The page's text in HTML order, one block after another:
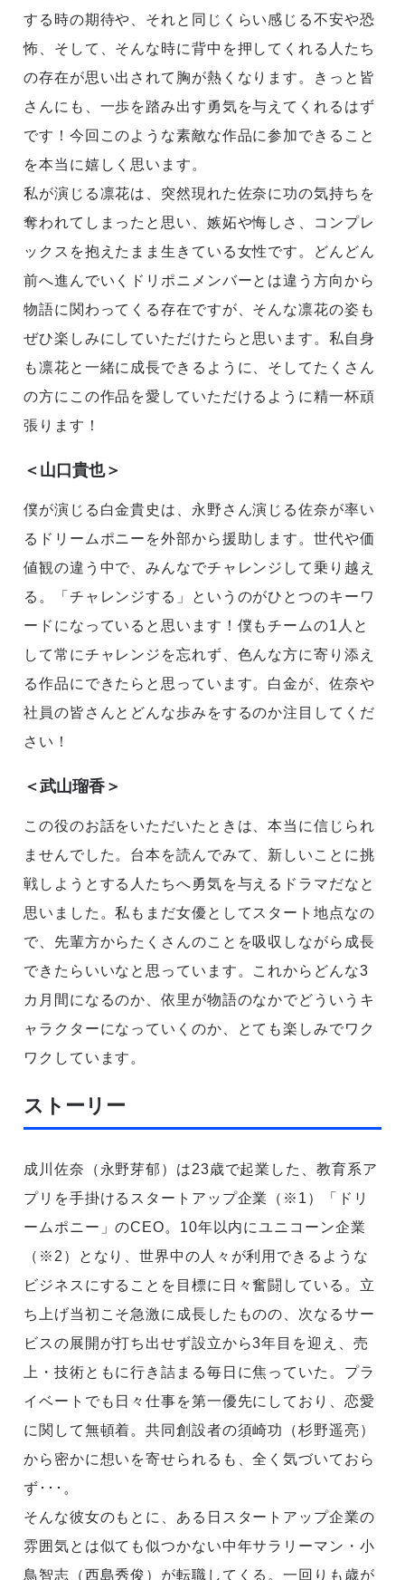
する時の期待や、それと同じくらい感じる不安や恐
怖、そして、そんな時に背中を押してくれる人たち
の存在が思い出されて胸が熱くなります。きっと皆
さんにも、一歩を踏み出す勇気を与えてくれるはず
です！今回このような素敵な作品に参加できること
を本当に嬉しく思います。
私が演じる凛花は、突然現れた佐奈に功の気持ちを
奪われてしまったと思い、嫉妬や悔しさ、コンプレ
ックスを抱えたまま生きている女性です。どんどん
前へ進んでいくドリポニメンバーとは違う方向から
物語に関わってくる存在ですが、そんな凛花の姿も
ぜひ楽しみにしていただけたらと思います。私自身
も凛花と一緒に成長できるように、そしてたくさん
の方にこの作品を愛していただけるように精一杯頑
張ります！
＜山口貴也＞
僕が演じる白金貴史は、永野さん演じる佐奈が率い
るドリームポニーを外部から援助します。世代や価
値観の違う中で、みんなでチャレンジして乗り越え
る。「チャレンジする」というのがひとつのキーワ
ードになっていると思います！僕もチームの1人と
して常にチャレンジを忘れず、色んな方に寄り添え
る作品にできたらと思っています。白金が、佐奈や
社員の皆さんとどんな歩みをするのか注目してくだ
さい！
＜武山瑠香＞
この役のお話をいただいたときは、本当に信じられ
ませんでした。台本を読んでみて、新しいことに挑
戦しようとする人たちへ勇気を与えるドラマだなと
思いました。私もまだ女優としてスタート地点なの
で、先輩方からたくさんのことを吸収しながら成長
できたらいいなと思っています。これからどんな3
カ月間になるのか、依里が物語のなかでどういうキ
ャラクターになっていくのか、とても楽しみでワク
ワクしています。
ストーリー
成川佐奈（永野芽郁）は23歳で起業した、教育系ア
プリを手掛けるスタートアップ企業（※1）「ドリ
ームポニー」のCEO。10年以内にユニコーン企業
（※2）となり、世界中の人々が利用できるような
ビジネスにすることを目標に日々奮闘している。立
ち上げ当初こそ急激に成長したものの、次なるサー
ビスの展開が打ち出せず設立から3年目を迎え、売
上・技術ともに行き詰まる毎日に焦っていた。プラ
イベートでも日々仕事を第一優先にしており、恋愛
に関して無頓着。共同創設者の須崎功（杉野遥亮）
から密かに想いを寄せられるも、全く気づいておら
ず･･･。
そんな彼女のもとに、ある日スタートアップ企業の
雰囲気とは似ても似つかない中年サラリーマン・小
鳥智志（西島秀俊）が転職してくる。一回りも歳が